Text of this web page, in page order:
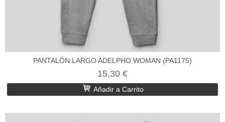
PANTALÓN LARGO ADELPHO WOMAN (PA1175)
15,30 €
Añadir a Carrito